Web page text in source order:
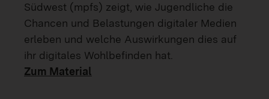
Südwest (mpfs) zeigt, wie Jugendliche die
Chancen und Belastungen digitaler Medien
erleben und welche Auswirkungen dies auf
ihr digitales Wohlbefinden hat.
Zum Material